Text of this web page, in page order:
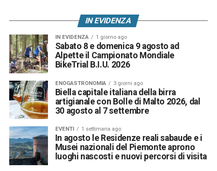
IN EVIDENZA
IN EVIDENZA 1 giorno ago
Sabato 8 e domenica 9 agosto ad
Alpette il Campionato Mondiale
BikeTrial B.I.U. 2026
ENOGASTRONOMIA 3 giorni ago
Biella capitale italiana della birra
artigianale con Bolle di Malto 2026, dal
30 agosto al 7 settembre
EVENTI 1 settimana ago
In agosto le Residenze reali sabaude e i
Musei nazionali del Piemonte aprono
luoghi nascosti e nuovi percorsi di visita